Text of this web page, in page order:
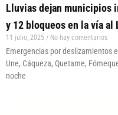
Lluvias dejan municipios
y 12 bloqueos en la vía al
11 julio, 2025 No hay comentarios
Emergencias por deslizamientos
Une, Cáqueza, Quetame,
noche